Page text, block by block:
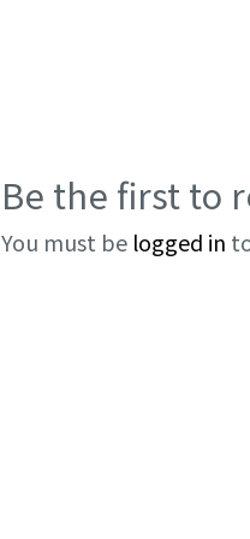
Be the first to
You must be logged in